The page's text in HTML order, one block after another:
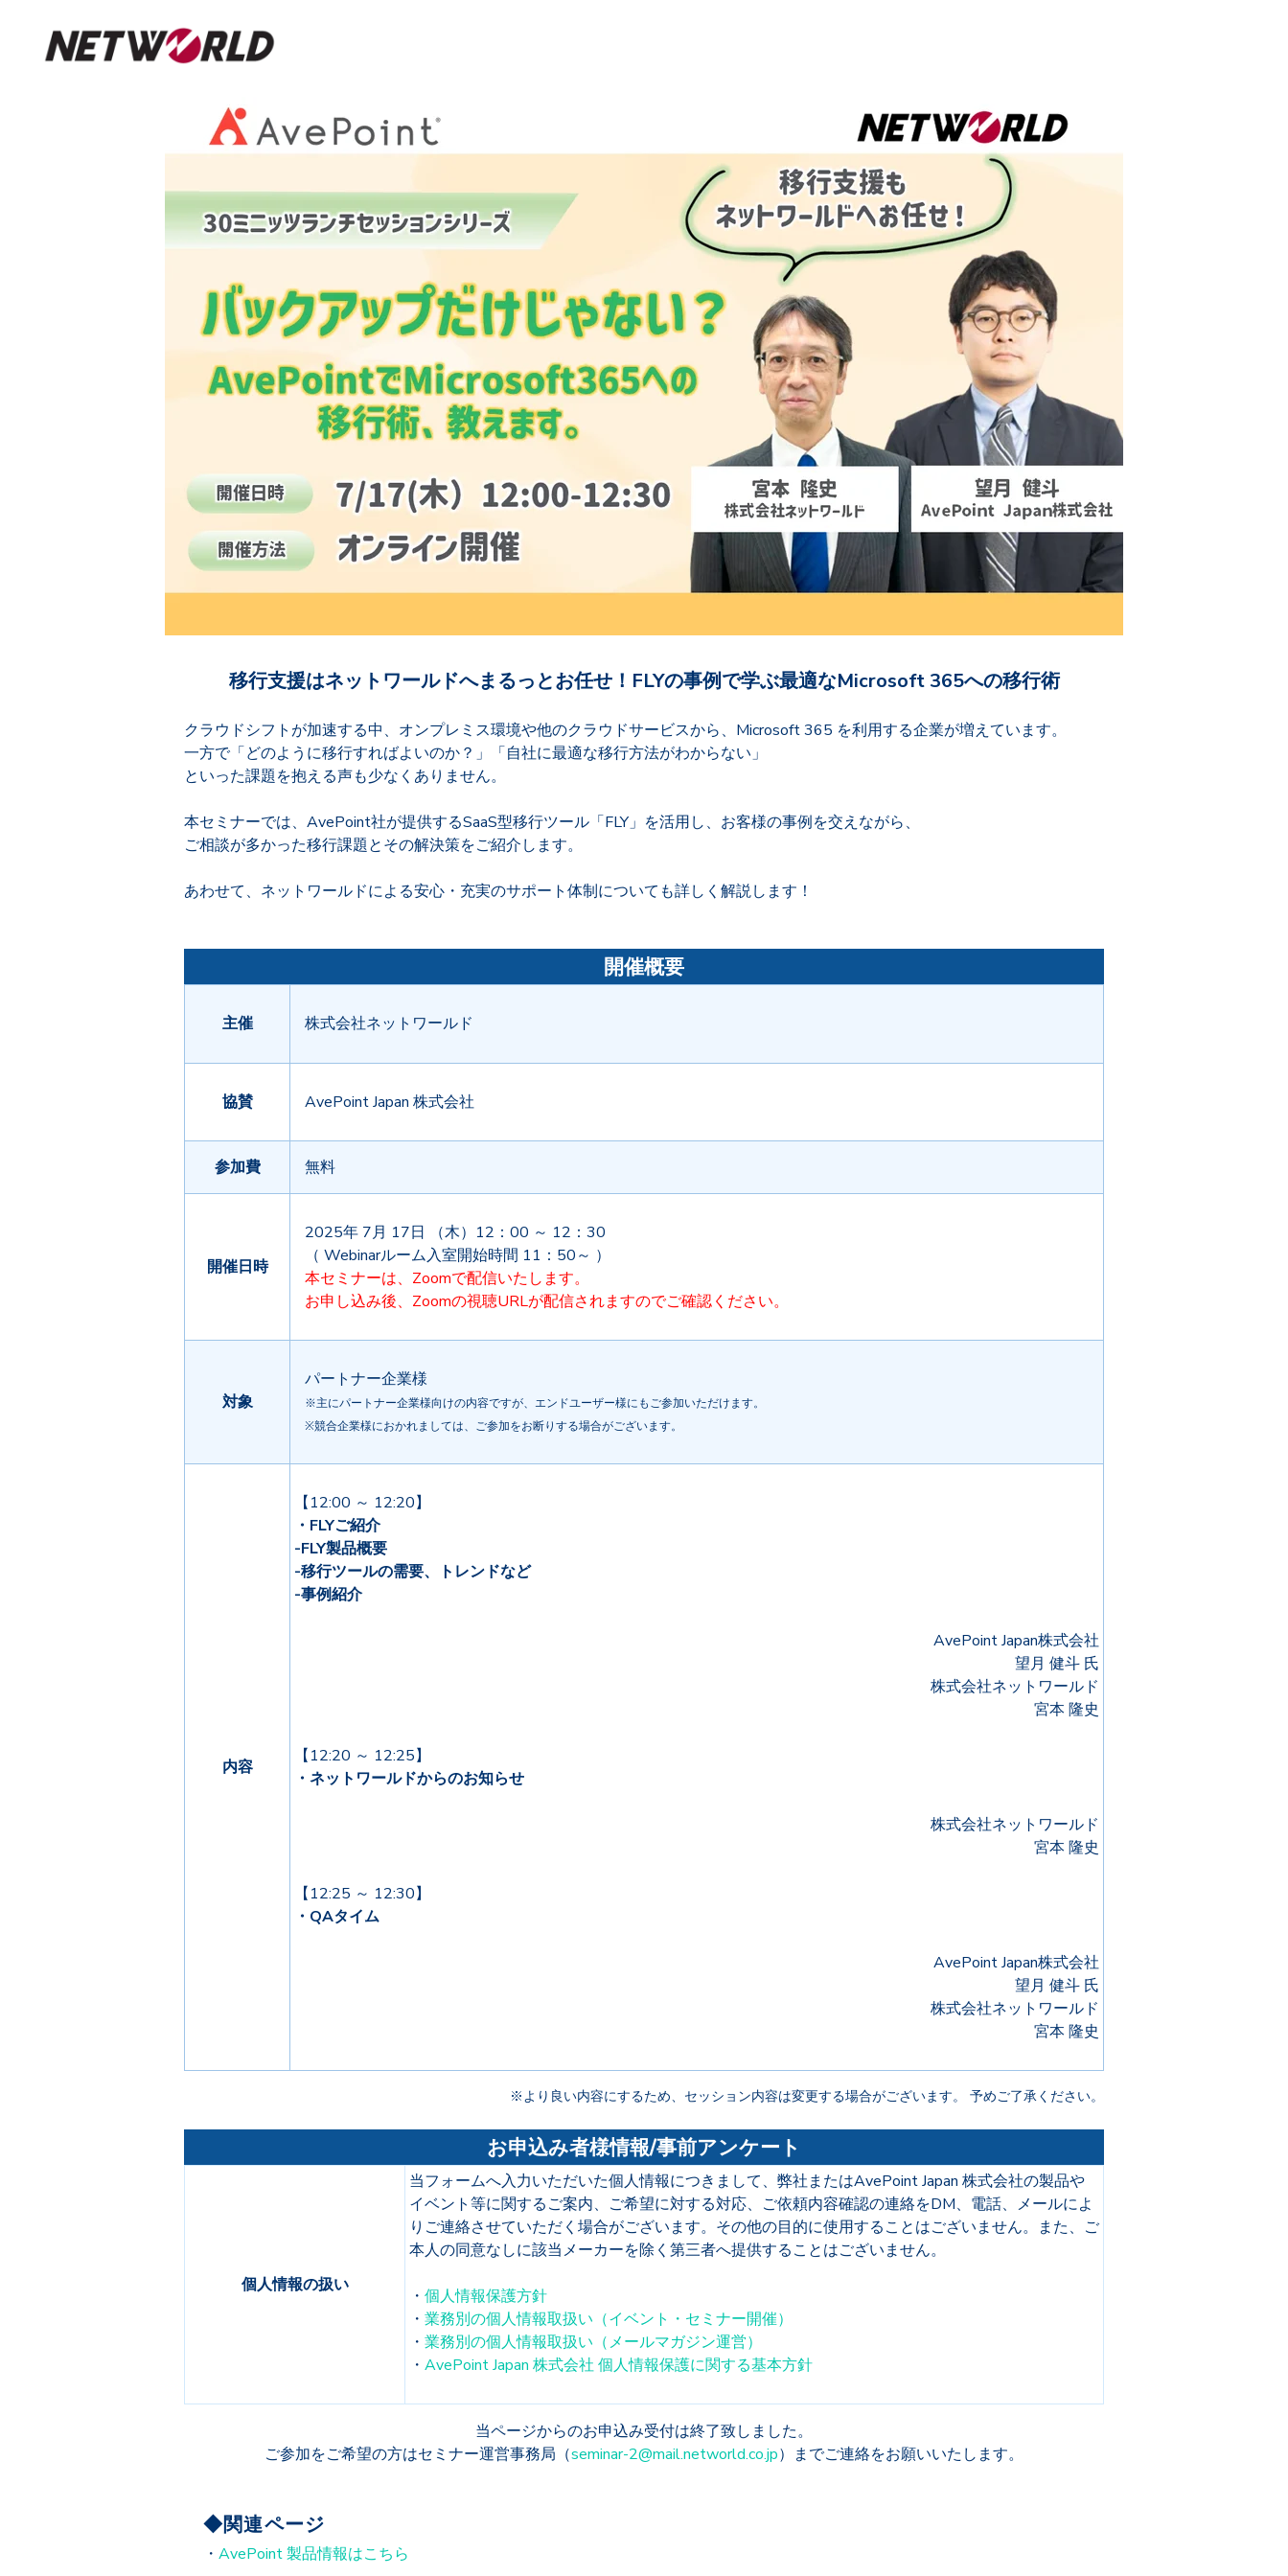
移行支援はネットワールドへまるっとお任せ！FLYの事例で学ぶ最適なMicrosoft 365への移行術
クラウドシフトが加速する中、オンプレミス環境や他のクラウドサービスから、Microsoft 365 を利用する企業が増えています。
一方で「どのように移行すればよいのか？」「自社に最適な移行方法がわからない」
といった課題を抱える声も少なくありません。
本セミナーでは、AvePoint社が提供するSaaS型移行ツール「FLY」を活用し、お客様の事例を交えながら、
ご相談が多かった移行課題とその解決策をご紹介します。
あわせて、ネットワールドによる安心・充実のサポート体制についても詳しく解説します！
開催概要
主催 株式会社ネットワールド
協賛 AvePoint Japan 株式会社
参加費 無料
開催日時
2025年 7月 17日 （木）12：00 ～ 12：30
（ Webinarルーム入室開始時間 11：50～ ）
本セミナーは、Zoomで配信いたします。
お申し込み後、Zoomの視聴URLが配信されますのでご確認ください。
対象
パートナー企業様
※主にパートナー企業様向けの内容ですが、エンドユーザー様にもご参加いただけます。
※競合企業様におかれましては、ご参加をお断りする場合がございます。
内容
【12:00 ～ 12:20】
・FLYご紹介
-FLY製品概要
-移行ツールの需要、トレンドなど
-事例紹介
AvePoint Japan株式会社
望月 健斗 氏
株式会社ネットワールド
宮本 隆史
【12:20 ～ 12:25】
・ネットワールドからのお知らせ
株式会社ネットワールド
宮本 隆史
【12:25 ～ 12:30】
・QAタイム
AvePoint Japan株式会社
望月 健斗 氏
株式会社ネットワールド
宮本 隆史
※より良い内容にするため、セッション内容は変更する場合がございます。 予めご了承ください。
お申込み者様情報/事前アンケート
個人情報の扱い
当フォームへ入力いただいた個人情報につきまして、弊社またはAvePoint Japan 株式会社の製品や
イベント等に関するご案内、ご希望に対する対応、ご依頼内容確認の連絡をDM、電話、メールによ
りご連絡させていただく場合がございます。その他の目的に使用することはございません。また、ご
本人の同意なしに該当メーカーを除く第三者へ提供することはございません。
・ 個人情報保護方針
・ 業務別の個人情報取扱い（イベント・セミナー開催）
・ 業務別の個人情報取扱い（メールマガジン運営）
・ AvePoint Japan 株式会社 個人情報保護に関する基本方針
当ページからのお申込み受付は終了致しました。
ご参加をご希望の方はセミナー運営事務局（seminar-2@mail.networld.co.jp）までご連絡をお願いいたします。
◆関連ページ
・ AvePoint 製品情報はこちら